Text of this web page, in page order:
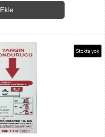
Stokta yok